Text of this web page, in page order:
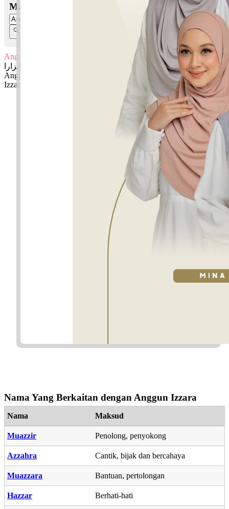
Masukkan Nama:
Anggun Izzara
اڠڬون إيزارا
Anggun: Cantik, menawan
Izzara: Puteri, bunga yang cantik
✚ Baju Baby Custom Nama 'Anggun Izzara'
Nama Yang Berkaitan dengan Anggun Izzara
Nama Maksud
Muazzir Penolong, penyokong
Azzahra Cantik, bijak dan bercahaya
Muazzara Bantuan, pertolongan
Hazzar Berhati-hati